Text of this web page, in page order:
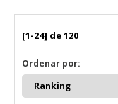
[1-24] de 120
Ordenar por: